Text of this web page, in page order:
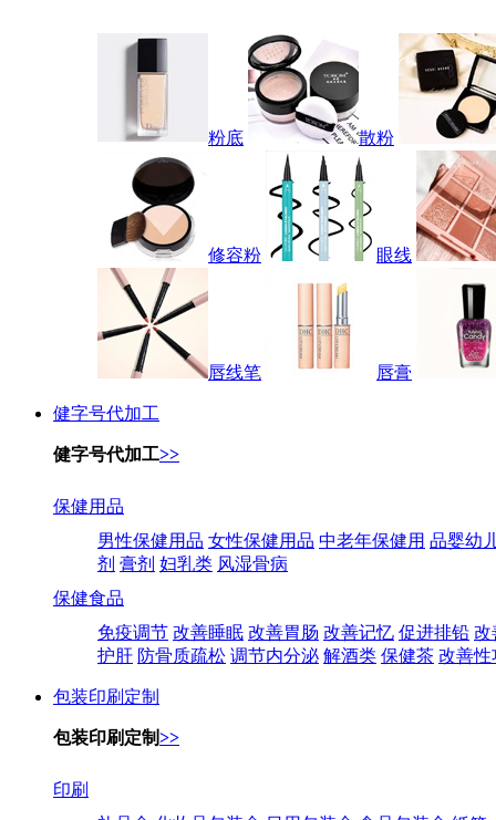
粉底 散粉
修容粉 眼线
唇线笔 唇膏
健字号代加工
健字号代加工>>
保健用品
男性保健用品 女性保健用品 中老年保健用 品婴幼
剂 膏剂 妇乳类 风湿骨病
保健食品
免疫调节 改善睡眠 改善胃肠 改善记忆 促进排铅 改
护肝 防骨质疏松 调节内分泌 解酒类 保健茶 改善性
包装印刷定制
包装印刷定制>>
印刷